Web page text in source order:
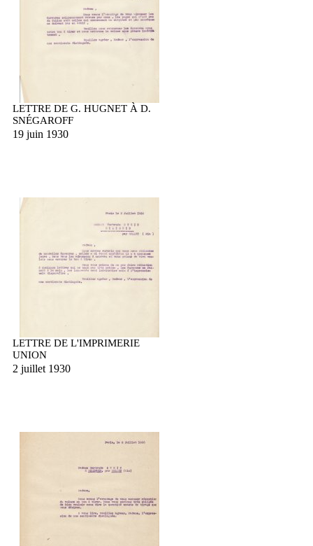
LETTRE DE G. HUGNET À D.
SNÉGAROFF
19 juin 1930
LETTRE DE L'IMPRIMERIE
UNION
2 juillet 1930